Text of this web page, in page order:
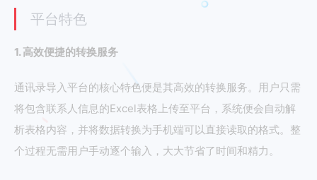
平台特色
1. 高效便捷的转换服务
通讯录导入平台的核心特色便是其高效的转换服务。用户只需
将包含联系人信息的Excel表格上传至平台，系统便会自动解
析表格内容，并将数据转换为手机端可以直接读取的格式。整
个过程无需用户手动逐个输入，大大节省了时间和精力。